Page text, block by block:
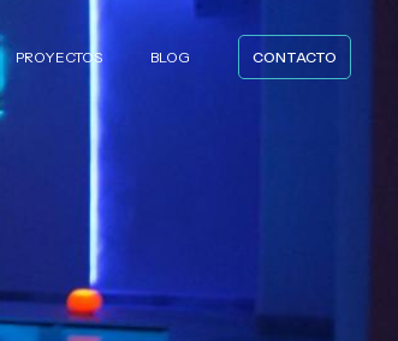
PROYECTOS BLOG CONTACTO